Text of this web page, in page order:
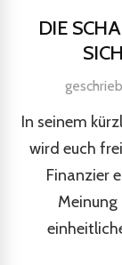
DIE
In seinem
wird euch
Finanzier